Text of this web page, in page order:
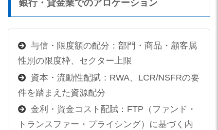
銀行・貸金業でのアロケーション
与信・限度額の配分：部門・商品・顧客属
性別の限度枠、セクター上限
資本・流動性配賦：RWA、LCR/NSFRの要
件を踏まえた資源配分
金利・資金コスト配賦：FTP（ファンド・
トランスファー・プライシング）に基づく内